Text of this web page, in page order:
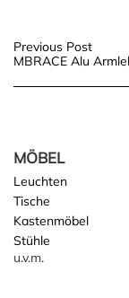
Post
Previous Post
MBRACE Alu
MÖBEL
Leuchten
Tische
Kastenmöbel
Stühle
u.v.m.